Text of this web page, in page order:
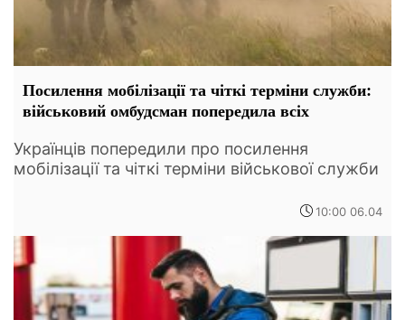
Посилення мобілізації та чіткі терміни служби:
військовий омбудсман попередила всіх
Українців попередили про посилення
мобілізації та чіткі терміни військової служби
10:00 06.04